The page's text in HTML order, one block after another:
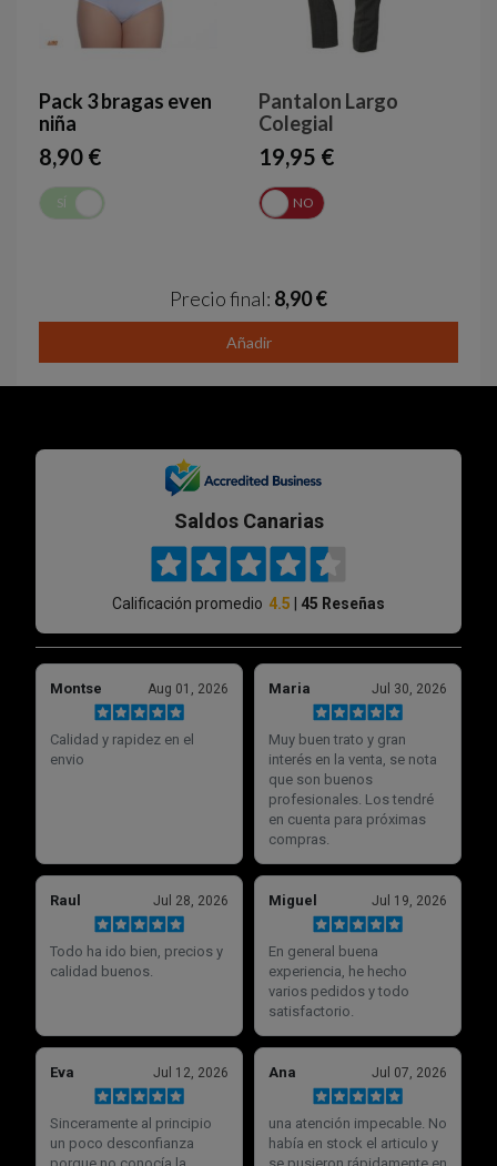
Pack 3 bragas even
niña
8,90 €
SÍ
Pantalon Largo
Colegial
19,95 €
NO
Precio final: 8,90 €
Añadir